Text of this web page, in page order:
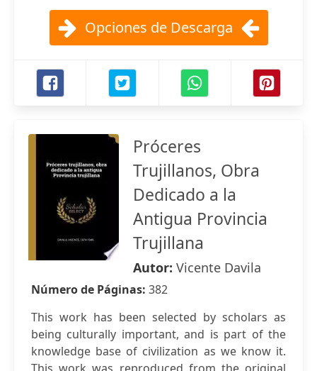
Opciones de Descarga
Próceres
Trujillanos, Obra
Dedicado a la
Antigua Provincia
Trujillana
Autor: Vicente Davila
Número de Páginas: 382
This work has been selected by scholars as
being culturally important, and is part of the
knowledge base of civilization as we know it.